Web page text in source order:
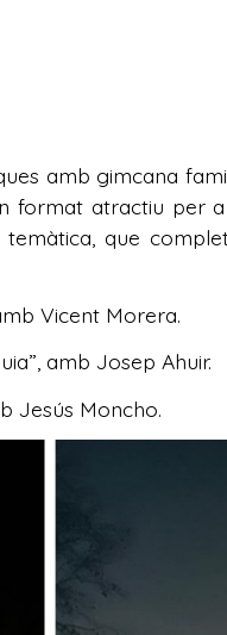
amb gimcana
atractiu per
que
Vicent Morera.
amb Josep Ahuir.
Jesús Moncho.